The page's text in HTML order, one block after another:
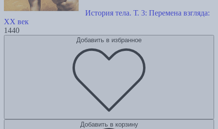
История тела. Т. 3: Перемена взгляда:
XX век
1440
Добавить в избранное
Добавить в корзину